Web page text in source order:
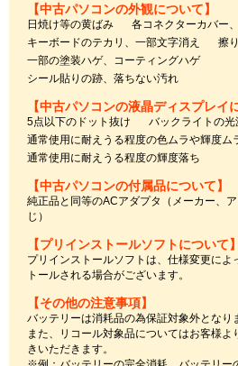
【中古パソコンの外観について】
日焼け等の黄ばみ
各コネクターカバー
キーボードのテカリ、一部文字消え
擦
一部の塗装ハゲ、コーティングハゲ
シール貼りの跡、落ちない汚れ
【中古パソコンの液晶ディスプレイ
5点以下のドット抜け
バックライトの光
通常使用に耐えうる程度の色ムラや輝度ム
通常使用に耐えうる程度の輝度落ち
【中古パソコンの付属品について】
純正品と同等のACアダプタ（メーカー、
じ）
【プリインストールソフトについて】
プリインストールソフトは、仕様変更によ
トールされる場合がございます。
【その他の注意事項】
バッテリーは消耗品の為保証対象外となり
また、リコール対象品についてはお客様よ
きいただきます。